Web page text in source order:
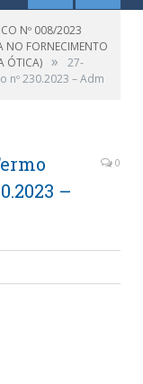
Nº 008/2023
NO FORNECIMENTO
ÓTICA) »
27-
nº 230.2023 – Adm
–
0